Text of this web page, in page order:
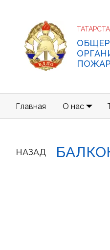
Главная О нас
НАЗАД